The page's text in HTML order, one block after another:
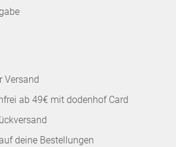
Versand
ab 49€ mit dodenhof Card
deine Bestellungen